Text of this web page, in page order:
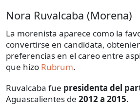
Nora Ruvalcaba (Morena)
La morenista aparece como la
convertirse en candidata,
preferencias en el careo entre
que hizo Rubrum.
Ruvalcaba fue presidenta del
Aguascalientes de 2012 a 2015.